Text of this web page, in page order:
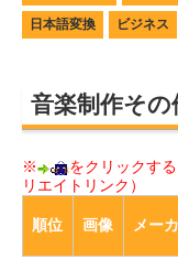
日本語変換 ビジネス
音楽制作その
※
をクリックす
リエイトリンク）
順位 画像 メー